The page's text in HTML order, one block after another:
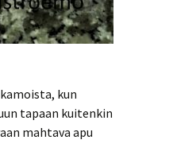
kun
tapaan kuitenkin
mahtava apu